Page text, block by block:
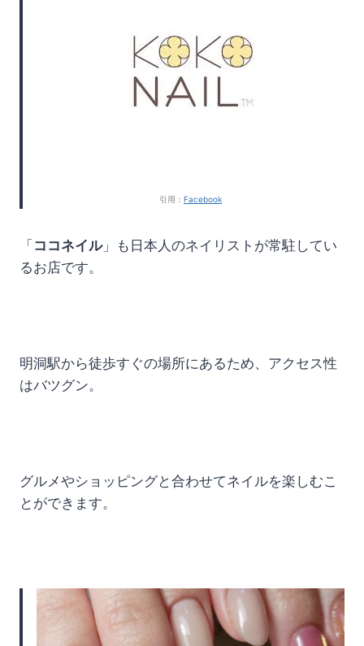
引用： Facebook
「ココネイル」も日本人のネイリストが常駐してい
るお店です。
明洞駅から徒歩すぐの場所にあるため、アクセス性
はバツグン。
グルメやショッピングと合わせてネイルを楽しむこ
とができます。